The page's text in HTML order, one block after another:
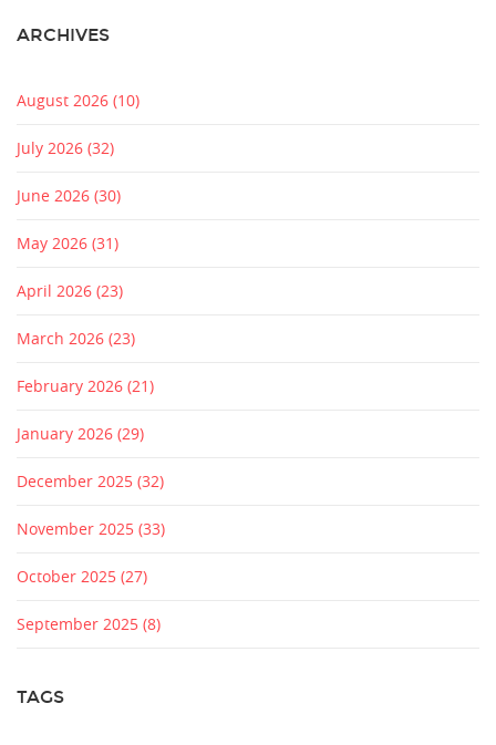
ARCHIVES
August 2026 (10)
July 2026 (32)
June 2026 (30)
May 2026 (31)
April 2026 (23)
March 2026 (23)
February 2026 (21)
January 2026 (29)
December 2025 (32)
November 2025 (33)
October 2025 (27)
September 2025 (8)
TAGS